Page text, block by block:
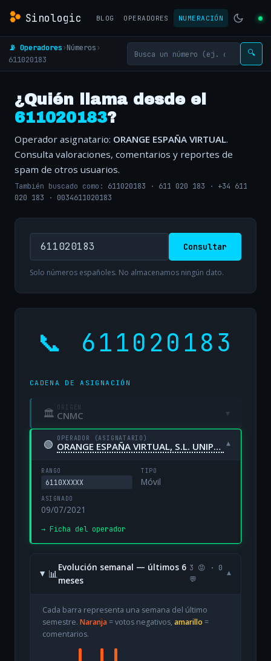
Sinologic BLOG OPERADORES NUMERACIÓN
📡 Operadores›Números›
611020183
🔍
¿Quién llama desde el
611020183?
Operador asignatario: ORANGE ESPAÑA VIRTUAL.
Consulta valoraciones, comentarios y reportes de
spam de otros usuarios.
También buscado como: 611020183 · 611 020 183 · +34 611
020 183 · 0034611020183
Consultar
Solo números españoles. No almacenamos ningún dato.
📞 611020183
CADENA DE ASIGNACIÓN
🏛 ORIGEN
CNMC ▾
🟢 OPERADOR (ASIGNATARIO)
ORANGE ESPAÑA VIRTUAL, S.L. UNIPERSONAL ▾
RANGO
6110XXXXX
TIPO
Móvil
ASIGNADO
09/07/2021
→ Ficha del operador
📊
Evolución semanal — últimos 6
meses
3 😡 · 0
💬
▾
Cada barra representa una semana del último
semestre. Naranja= votos negativos, amarillo =
comentarios.